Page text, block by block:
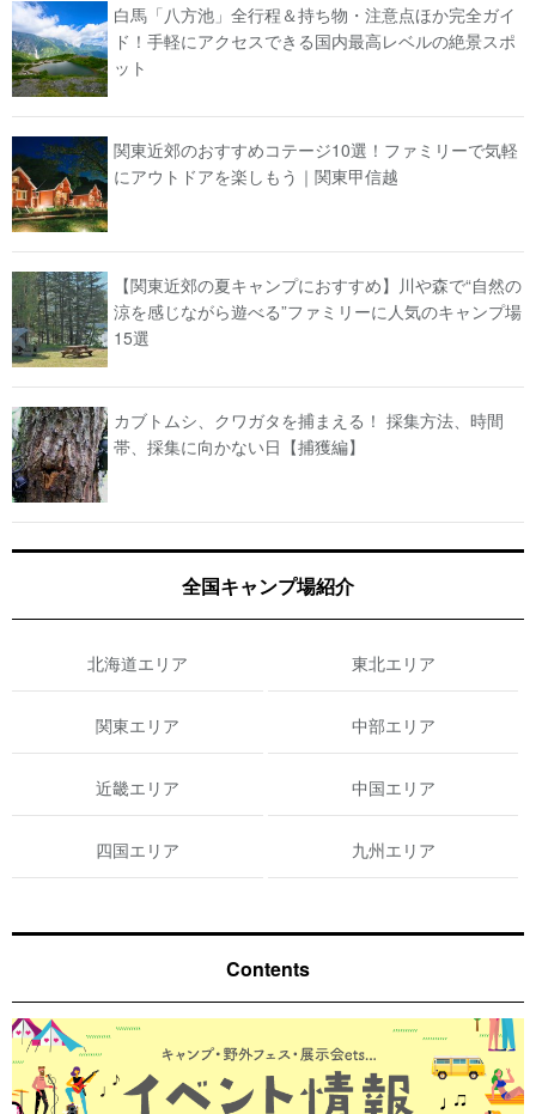
白馬「八方池」全行程＆持ち物・注意点ほか完全ガイ
ド！手軽にアクセスできる国内最高レベルの絶景スポ
ット
関東近郊のおすすめコテージ10選！ファミリーで気軽
にアウトドアを楽しもう｜関東甲信越
【関東近郊の夏キャンプにおすすめ】川や森で“自然の
涼を感じながら遊べる”ファミリーに人気のキャンプ場
15選
カブトムシ、クワガタを捕まえる！ 採集方法、時間
帯、採集に向かない日【捕獲編】
全国キャンプ場紹介
北海道エリア 東北エリア
関東エリア 中部エリア
近畿エリア 中国エリア
四国エリア 九州エリア
Contents